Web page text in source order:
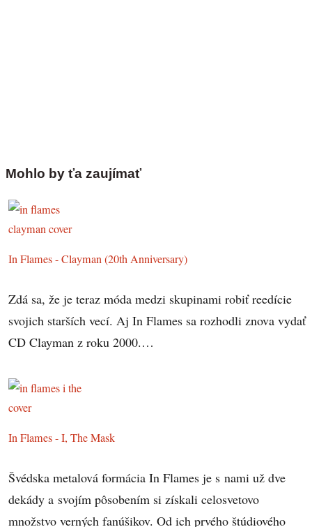
Mohlo by ťa zaujímať
In Flames - Clayman (20th Anniversary)
Zdá sa, že je teraz móda medzi skupinami robiť reedície
svojich starších vecí. Aj In Flames sa rozhodli znova vydať
CD Clayman z roku 2000.…
In Flames - I, The Mask
Švédska metalová formácia In Flames je s nami už dve
dekády a svojím pôsobením si získali celosvetovo
množstvo verných fanúšikov. Od ich prvého štúdiového